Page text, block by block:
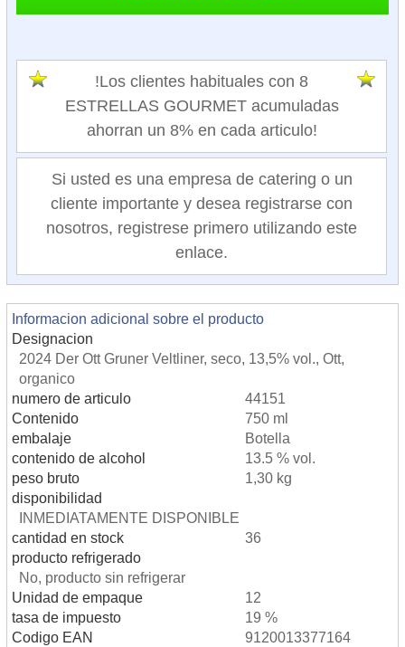
!Los clientes habituales con 8
ESTRELLAS GOURMET acumuladas
ahorran un 8% en cada articulo!
Si usted es una empresa de catering o un
cliente importante y desea registrarse con
nosotros, registrese primero utilizando este
enlace.
Informacion adicional sobre el producto
Designacion
2024 Der Ott Gruner Veltliner, seco, 13,5% vol., Ott,
organico
numero de articulo
44151
Contenido
750 ml
embalaje
Botella
contenido de alcohol
13.5 % vol.
peso bruto
1,30 kg
disponibilidad
INMEDIATAMENTE DISPONIBLE
cantidad en stock
36
producto refrigerado
No, producto sin refrigerar
Unidad de empaque
12
tasa de impuesto
19 %
Codigo EAN
9120013377164